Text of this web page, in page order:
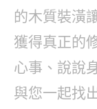
的木質裝潢
獲得真正的
心事、說說
與您一起找